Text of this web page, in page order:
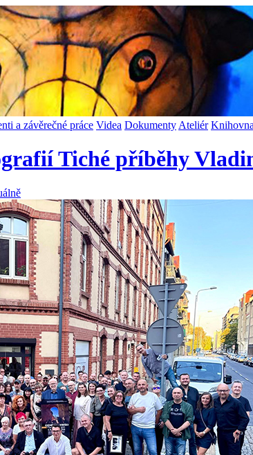
a závěrečné práce Videa Dokumenty Ateliér Knihovna
Tiché příběhy